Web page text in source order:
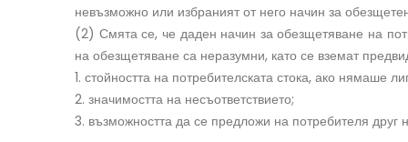
невъзможно или избраният от него начин за
(2) Смята се, че даден начин за обезщетяване на
на обезщетяване са неразумни, като се вземат
1. стойността на потребителската стока, ако нямаше
2. значимостта на несъответствието;
3. възможността да се предложи на потребителя друг